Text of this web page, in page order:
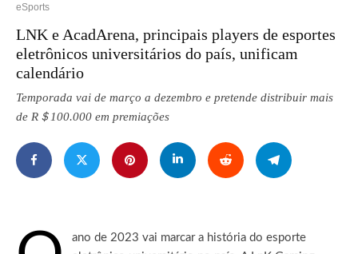
eSports
LNK e AcadArena, principais players de esportes
eletrônicos universitários do país, unificam
calendário
Temporada vai de março a dezembro e pretende distribuir mais
de R＄100.000 em premiações
ano de 2023 vai marcar a história do esporte